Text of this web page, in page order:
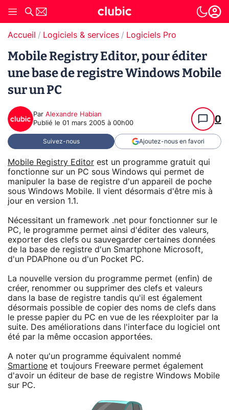
Accueil Logiciels & services Logiciels Pro
Mobile Registry Editor, pour éditer
une base de registre Windows Mobile
sur un PC
Par Alexandre Habian
Publié le 01 mars 2005 à 00h00 0
Suivez-nous Ajoutez-nous en favori
Mobile Registry Editor est un programme gratuit qui
fonctionne sur un PC sous Windows qui permet de
manipuler la base de registre d'un appareil de poche
sous Windows Mobile. Il vient désormais d'être mis à
jour en version 1.1.
Nécessitant un framework .net pour fonctionner sur le
PC, le programme permet ainsi d'éditer des valeurs,
exporter des clefs ou sauvegarder certaines données
de la base de registre d'un Smartphone Microsoft,
d'un PDAPhone ou d'un Pocket PC.
La nouvelle version du programme permet (enfin) de
créer, renommer ou supprimer des clefs et valeurs
dans la base de registre tandis qu'il est également
désormais possible de copier des noms de clefs dans
le presse papier du PC en vue de les réexploiter par la
suite. Des améliorations dans l'interface du logiciel ont
été par la même occasion apportées.
A noter qu'un programme équivalent nommé
Smartione et toujours Freeware permet également
d'avoir un éditeur de base de registre Windows Mobile
sur PC.